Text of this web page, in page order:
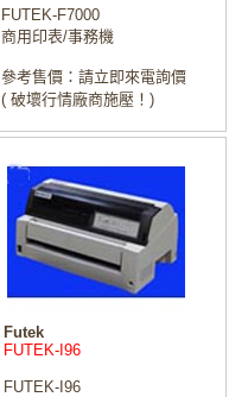
FUTEK-F7000
商用印表/事務機
參考售價：請立即來電詢價
( 破壞行情廠商施壓！)
Futek
FUTEK-I96
FUTEK-I96